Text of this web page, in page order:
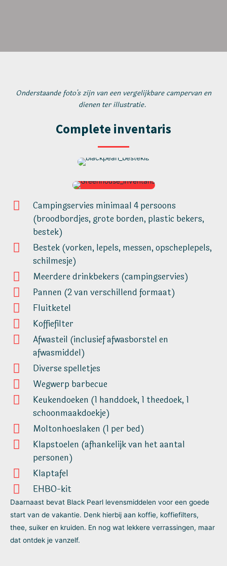
Onderstaande foto's zijn van een vergelijkbare campervan en
dienen ter illustratie.
Complete inventaris
Campingservies minimaal 4 persoons
(broodbordjes, grote borden, plastic bekers,
bestek)
Bestek (vorken, lepels, messen, opscheplepels,
schilmesje)
Meerdere drinkbekers (campingservies)
Pannen (2 van verschillend formaat)
Fluitketel
Koffiefilter
Afwasteil (inclusief afwasborstel en
afwasmiddel)
Diverse spelletjes
Wegwerp barbecue
Keukendoeken (1 handdoek, 1 theedoek, 1
schoonmaakdoekje)
Moltonhoeslaken (1 per bed)
Klapstoelen (afhankelijk van het aantal
personen)
Klaptafel
EHBO-kit
Daarnaast bevat Black Pearl levensmiddelen voor een goede
start van de vakantie. Denk hierbij aan koffie, koffiefilters,
thee, suiker en kruiden. En nog wat lekkere verrassingen, maar
dat ontdek je vanzelf.